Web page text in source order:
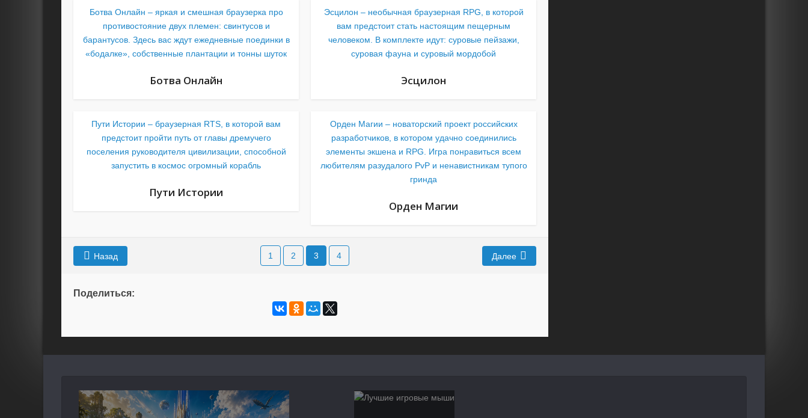
Ботва Онлайн – яркая и смешная браузерка про
противостояние двух племен: свинтусов и
барантусов. Здесь вас ждут ежедневные поединки в
«бодалке», собственные плантации и тонны шуток
Ботва Онлайн
Эсцилон – необычная браузерная RPG, в которой
вам предстоит стать настоящим пещерным
человеком. В комплекте идут: суровые пейзажи,
суровая фауна и суровый мордобой
Эсцилон
Пути Истории – браузерная RTS, в которой вам
предстоит пройти путь от главы дремучего
поселения руководителя цивилизации, способной
запустить в космос огромный корабль
Пути Истории
Орден Магии – новаторский проект российских
разработчиков, в котором удачно соединились
элементы экшена и RPG. Игра понравиться всем
любителям разудалого PvP и ненавистникам тупого
гринда
Орден Магии
Назад 1 2 3 4 Далее
Поделиться: